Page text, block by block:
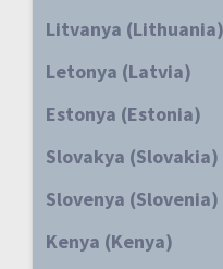
Litvanya (Lithuania)
Letonya (Latvia)
Estonya (Estonia)
Slovakya (Slovakia)
Slovenya (Slovenia)
Kenya (Kenya)